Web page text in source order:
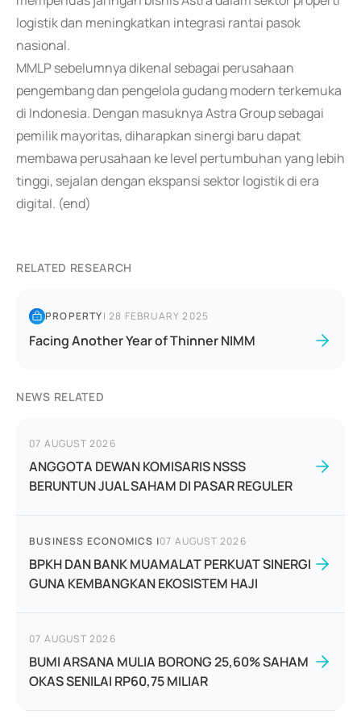
logistik dan meningkatkan integrasi rantai pasok
nasional.
MMLP sebelumnya dikenal sebagai perusahaan
pengembang dan pengelola gudang modern terkemuka
di Indonesia. Dengan masuknya Astra Group sebagai
pemilik mayoritas, diharapkan sinergi baru dapat
membawa perusahaan ke level pertumbuhan yang lebih
tinggi, sejalan dengan ekspansi sektor logistik di era
digital. (end)
RELATED RESEARCH
PROPERTY|28 FEBRUARY 2025
Facing Another Year of Thinner NIMM
NEWS RELATED
07 AUGUST 2026
ANGGOTA DEWAN KOMISARIS NSSS
BERUNTUN JUAL SAHAM DI PASAR REGULER
BUSINESS ECONOMICS |07 AUGUST 2026
BPKH DAN BANK MUAMALAT PERKUAT SINERGI
GUNA KEMBANGKAN EKOSISTEM HAJI
07 AUGUST 2026
BUMI ARSANA MULIA BORONG 25,60% SAHAM
OKAS SENILAI RP60,75 MILIAR